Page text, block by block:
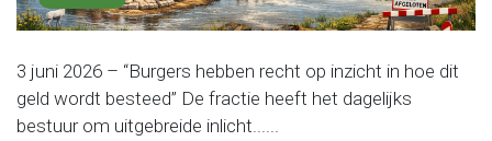
3 juni 2026 – “Burgers hebben recht op inzicht in hoe dit
geld wordt besteed” De fractie heeft het dagelijks
bestuur om uitgebreide inlicht......